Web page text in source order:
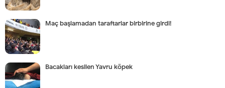
Maç başlamadan taraftarlar birbirine girdi!
Bacakları kesilen Yavru köpek